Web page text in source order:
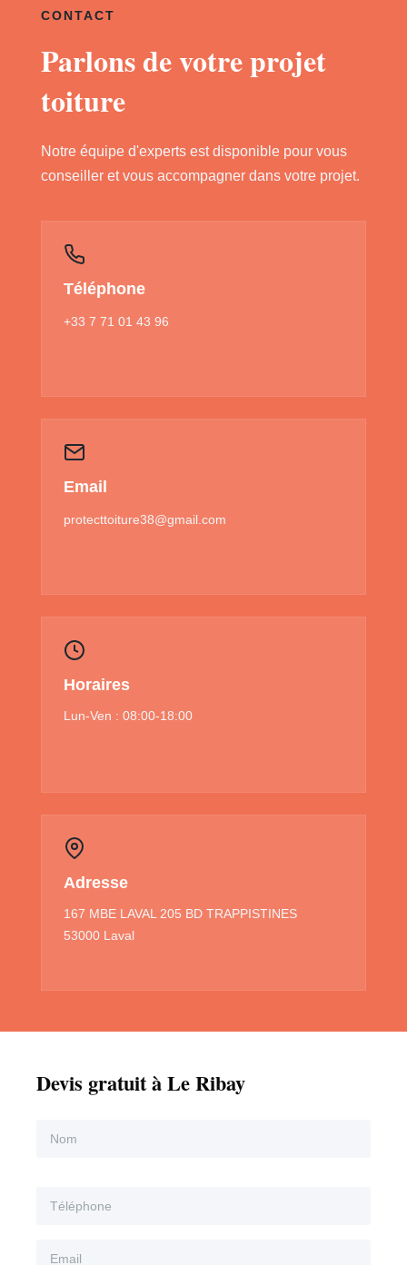
CONTACT
Parlons de votre projet
toiture
Notre équipe d'experts est disponible pour vous
conseiller et vous accompagner dans votre projet.
Téléphone
+33 7 71 01 43 96
Email
protecttoiture38@gmail.com
Horaires
Lun-Ven : 08:00-18:00
Adresse
167 MBE LAVAL 205 BD TRAPPISTINES
53000 Laval
Devis gratuit à Le Ribay